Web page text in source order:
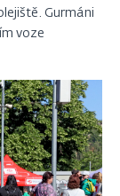
Gurmáni
voze